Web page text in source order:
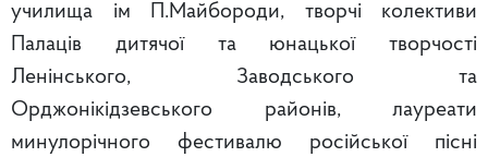
училища ім П.Майбороди, творчі колективи
Палаців дитячої та юнацької творчості
Ленінського, Заводського та
Орджонікідзевського районів, лауреати
минулорічного фестивалю російської пісні